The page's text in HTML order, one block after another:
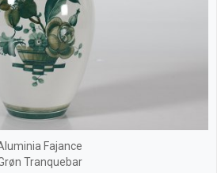
Fajance
Tranquebar